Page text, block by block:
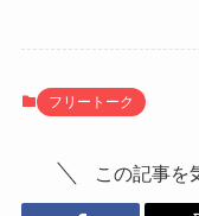
フリートーク
この記事を